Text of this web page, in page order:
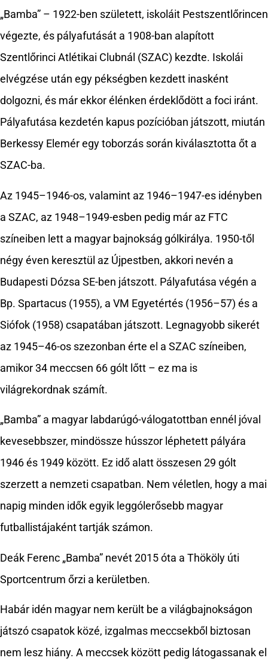
„Bamba” – 1922-ben született, iskoláit Pestszentlőrincen
végezte, és pályafutását a 1908-ban alapított
Szentlőrinci Atlétikai Clubnál (SZAC) kezdte. Iskolái
elvégzése után egy pékségben kezdett inasként
dolgozni, és már ekkor élénken érdeklődött a foci iránt.
Pályafutása kezdetén kapus pozícióban játszott, miután
Berkessy Elemér egy toborzás során kiválasztotta őt a
SZAC-ba.
Az 1945–1946-os, valamint az 1946–1947-es idényben
a SZAC, az 1948–1949-esben pedig már az FTC
színeiben lett a magyar bajnokság gólkirálya. 1950-től
négy éven keresztül az Újpestben, akkori nevén a
Budapesti Dózsa SE-ben játszott. Pályafutása végén a
Bp. Spartacus (1955), a VM Egyetértés (1956–57) és a
Siófok (1958) csapatában játszott. Legnagyobb sikerét
az 1945–46-os szezonban érte el a SZAC színeiben,
amikor 34 meccsen 66 gólt lőtt – ez ma is
világrekordnak számít.
„Bamba” a magyar labdarúgó-válogatottban ennél jóval
kevesebbszer, mindössze hússzor léphetett pályára
1946 és 1949 között. Ez idő alatt összesen 29 gólt
szerzett a nemzeti csapatban. Nem véletlen, hogy a mai
napig minden idők egyik leggólerősebb magyar
futballistájaként tartják számon.
Deák Ferenc „Bamba” nevét 2015 óta a Thököly úti
Sportcentrum őrzi a kerületben.
Habár idén magyar nem került be a világbajnokságon
játszó csapatok közé, izgalmas meccsekből biztosan
nem lesz hiány. A meccsek között pedig látogassanak el